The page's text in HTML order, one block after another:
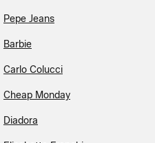
Pepe Jeans
Barbie
Carlo Colucci
Cheap Monday
Diadora